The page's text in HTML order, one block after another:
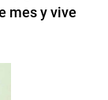
mes y vive